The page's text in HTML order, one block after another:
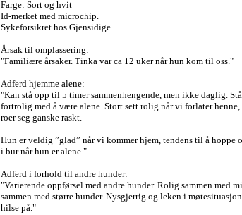
Farge: Sort og hvit
Id-merket med microchip.
Sykeforsikret hos Gjensidige.
Årsak til omplassering:
"Familiære årsaker. Tinka var ca 12 uker når hun kom til oss."
Adferd hjemme alene:
"Kan stå opp til 5 timer sammenhengende, men ikke daglig.
fortrolig med å være alene. Stort sett rolig når vi forlater
roer seg ganske raskt.
Hun er veldig ”glad” når vi kommer hjem, tendens til å hoppe
i bur når hun er alene."
Adferd i forhold til andre hunder:
"Varierende oppførsel med andre hunder. Rolig sammen med
sammen med større hunder. Nysgjerrig og leken i
hilse på."